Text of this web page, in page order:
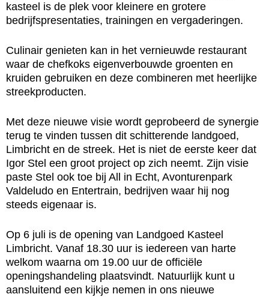
kasteel is de plek voor kleinere en grotere
bedrijfspresentaties, trainingen en vergaderingen.
Culinair genieten kan in het vernieuwde restaurant
waar de chefkoks eigenverbouwde groenten en
kruiden gebruiken en deze combineren met heerlijke
streekproducten.
Met deze nieuwe visie wordt geprobeerd de synergie
terug te vinden tussen dit schitterende landgoed,
Limbricht en de streek. Het is niet de eerste keer dat
Igor Stel een groot project op zich neemt. Zijn visie
paste Stel ook toe bij All in Echt, Avonturenpark
Valdeludo en Entertrain, bedrijven waar hij nog
steeds eigenaar is.
Op 6 juli is de opening van Landgoed Kasteel
Limbricht. Vanaf 18.30 uur is iedereen van harte
welkom waarna om 19.00 uur de officiële
openingshandeling plaatsvindt. Natuurlijk kunt u
aansluitend een kijkje nemen in ons nieuwe